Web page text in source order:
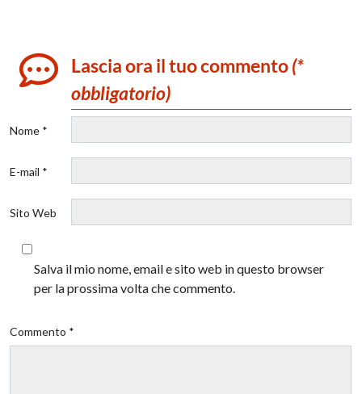
Lascia ora il tuo commento(*
obbligatorio)
Nome *
E-mail *
Sito Web
Salva il mio nome, email e sito web in questo browser
per la prossima volta che commento.
Commento *